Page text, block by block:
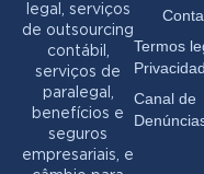
legal, serviços
de outsourcing
contábil,
serviços de
paralegal,
benefícios e
seguros
empresariais, e
Termos
Canal de